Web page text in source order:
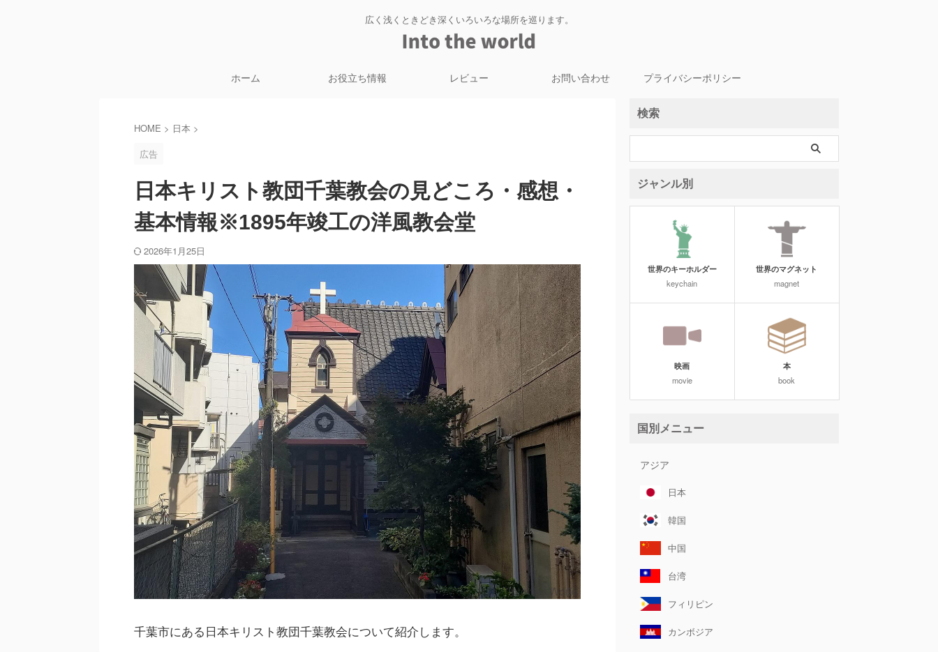
広く浅くときどき深くいろいろな場所を巡ります。
ホーム お役立ち情報 レビュー お問い合わせ プライバシーポリシー
HOME > 日本 >
広告
日本キリスト教団千葉教会の見どころ・感想・
基本情報※1895年竣工の洋風教会堂
2026年1月25日
千葉市にある日本キリスト教団千葉教会について紹介します。
検索
ジャンル別
世界のキーホルダー
keychain
世界のマグネット
magnet
映画
movie
本
book
国別メニュー
アジア
日本
韓国
中国
台湾
フィリピン
カンボジア